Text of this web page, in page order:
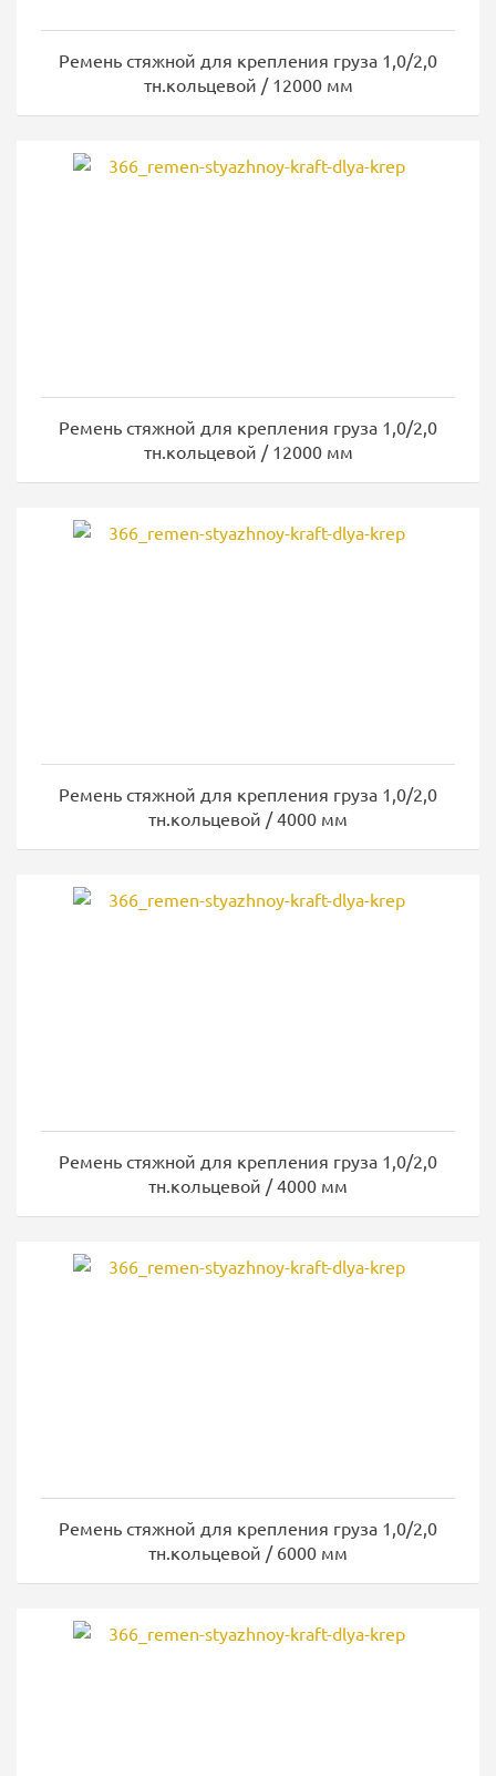
Ремень стяжной для крепления груза 1,0/2,0
тн.кольцевой / 12000 мм
Ремень стяжной для крепления груза 1,0/2,0
тн.кольцевой / 12000 мм
Ремень стяжной для крепления груза 1,0/2,0
тн.кольцевой / 4000 мм
Ремень стяжной для крепления груза 1,0/2,0
тн.кольцевой / 4000 мм
Ремень стяжной для крепления груза 1,0/2,0
тн.кольцевой / 6000 мм